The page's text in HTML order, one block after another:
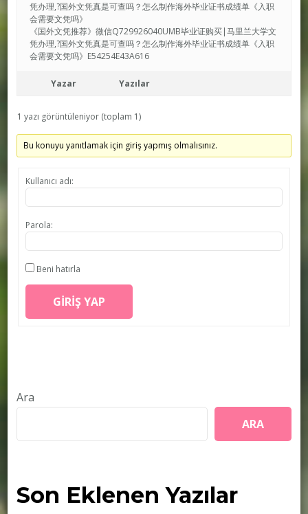
凭办理,?国外文凭真是可查吗？怎么制作海外毕业证书成绩单《入职
会需要文凭吗》
《国外文凭推荐》微信Q729926040UMB毕业证购买|马里兰大学文
凭办理,?国外文凭真是可查吗？怎么制作海外毕业证书成绩单《入职
会需要文凭吗》E54254E43A616
Yazar Yazılar
1 yazı görüntüleniyor (toplam 1)
Bu konuyu yanıtlamak için giriş yapmış olmalısınız.
Kullanıcı adı:
Parola:
Beni hatırla
GIRIŞ YAP
Ara
ARA
Son Eklenen Yazılar